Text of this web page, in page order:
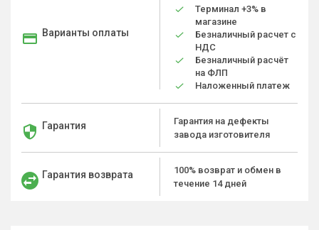
Варианты оплаты
Терминал +3% в
магазине
Безналичный расчет с
НДС
Безналичный расчёт
на ФЛП
Наложенный платеж
Гарантия
Гарантия на дефекты
завода изготовителя
Гарантия возврата
100% возврат и обмен в
течение 14 дней